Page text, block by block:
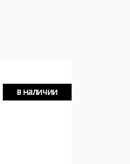
в наличии